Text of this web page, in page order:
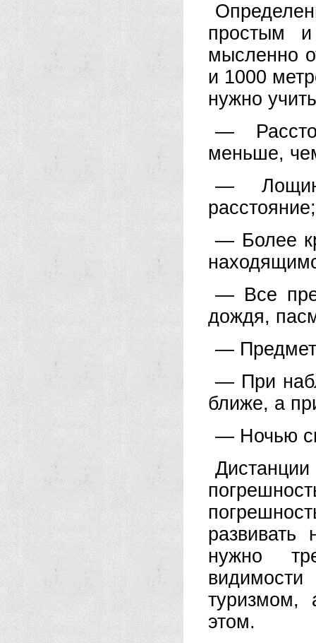
простым
мысленно
и 1000
нужно
—
меньше,
—
расстояние;
— Более
— Все
дождя,
—
— При
ближе, а
— Ночью
развивать
нужно
туризмом,
этом.